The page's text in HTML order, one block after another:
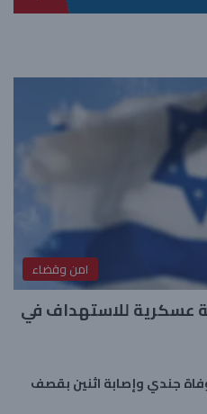
امن وقضاء
عسكرية للاستهداف في
جندي وإصابة اثنين بقصف